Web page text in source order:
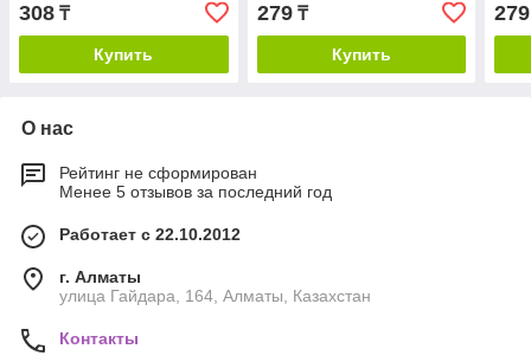
308 ₸
Купить
279₸
Купить
279
О нас
Рейтинг не сформирован
Менее 5 отзывов за последний год
Работает с 22.10.2012
г. Алматы
улица Гайдара, 164, Алматы, Казахстан
Контакты